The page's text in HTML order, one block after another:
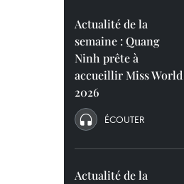
Actualité de la
semaine : Quang
Ninh prête à
accueillir Miss World
2026
ÉCOUTER
Actualité de la